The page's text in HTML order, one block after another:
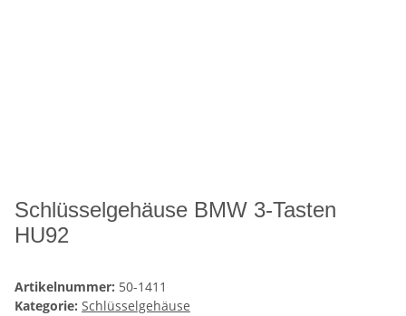
Schlüsselgehäuse BMW 3-Tasten
HU92
Artikelnummer: 50-1411
Kategorie: Schlüsselgehäuse